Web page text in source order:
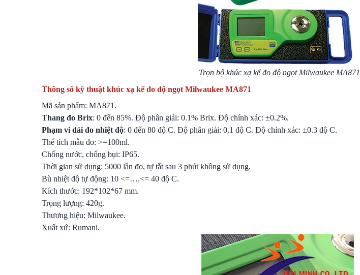
Trọn bộ khúc xạ kế đo độ ngọt Milwaukee MA871
Thông số kỹ thuật khúc xạ kế đo độ ngọt Milwaukee MA871
Mã sản phẩm: MA871.
Thang đo Brix: 0 đến 85%. Độ phân giải: 0.1% Brix. Độ chính xác: ±0.2%.
Phạm vi dải đo nhiệt độ: 0 đến 80 độ C. Độ phân giải: 0.1 độ C. Độ chính xác: ±0.3 độ C.
Thể tích mẫu đo: >=100ml.
Chống nước, chống bụi: IP65.
Thời gian sử dụng: 5000 lần đo, tự tắt sau 3 phút không sử dụng.
Bù nhiệt độ tự động: 10 <=….<= 40 độ C.
Kích thước: 192*102*67 mm.
Trọng lượng: 420g.
Thương hiệu: Milwaukee.
Xuất xứ: Rumani.